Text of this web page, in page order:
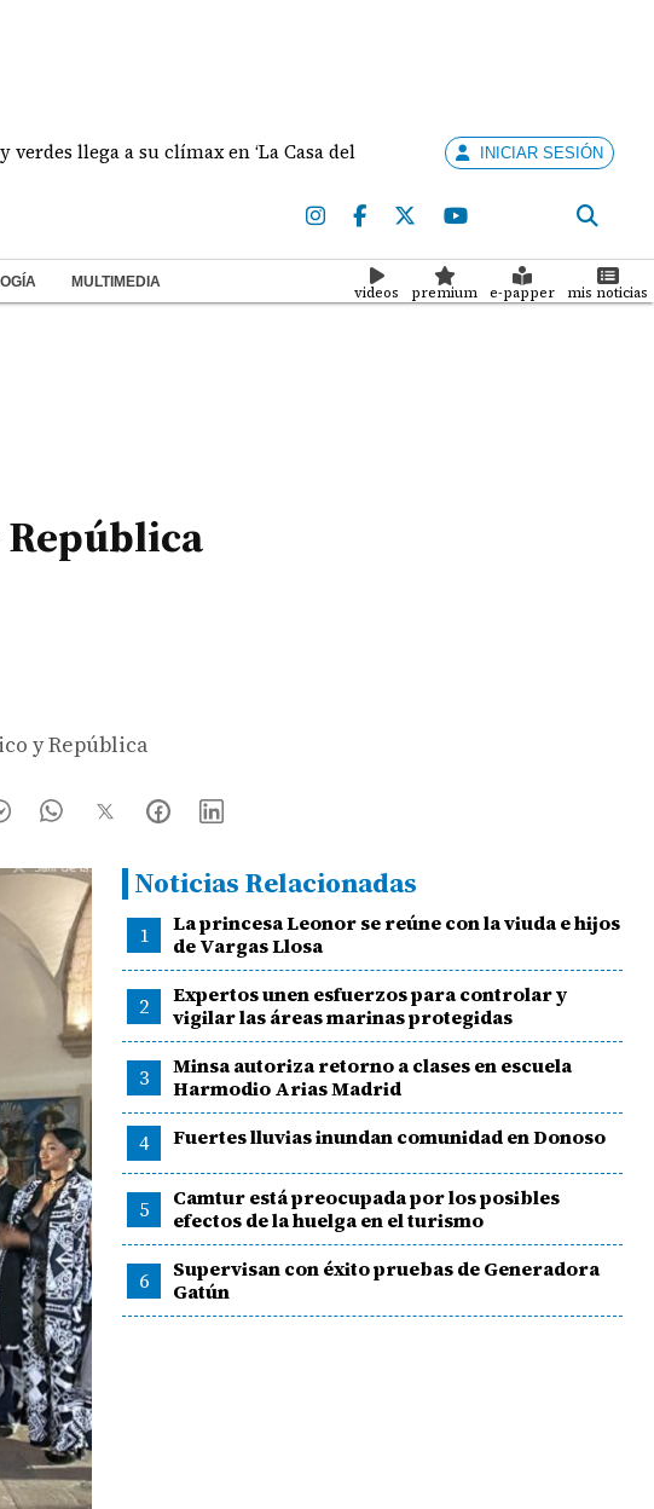
a su clímax en ‘La Casa del Dragón’ Minsa confirma
INICIAR SESIÓN
MULTIMEDIA
videos premium e-papper mis noticias
República
y República
Noticias Relacionadas
1
La princesa Leonor se reúne con la viuda e hijos
de Vargas Llosa
2
Expertos unen esfuerzos para controlar y
vigilar las áreas marinas protegidas
3
Minsa autoriza retorno a clases en escuela
Harmodio Arias Madrid
4 Fuertes lluvias inundan comunidad en Donoso
5
Camtur está preocupada por los posibles
efectos de la huelga en el turismo
6
Supervisan con éxito pruebas de Generadora
Gatún